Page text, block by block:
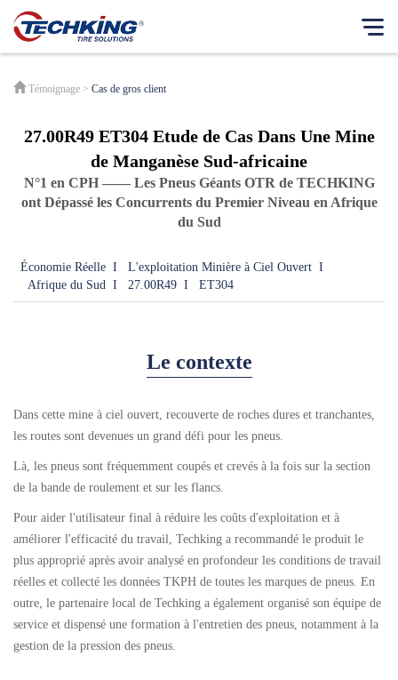
Notre Entreprise
Philosophie d'entreprise
Modèle d'affaires
Notre histoire
Nos empreintes
Par machine
Pneus bus et camion
Par catégorie
Par machine
Localisation
Notre pratique
Français
Japanese
Témoignage > Cas de gros client
27.00R49 ET304 Etude de Cas Dans Une Mine
de Manganèse Sud-africaine
N°1 en CPH —— Les Pneus Géants OTR de TECHKING
ont Dépassé les Concurrents du Premier Niveau en Afrique
du Sud
Économie Réelle I L'exploitation Minière à Ciel Ouvert I
Afrique du Sud I 27.00R49 I ET304
Le contexte
Dans cette mine à ciel ouvert, recouverte de roches dures et tranchantes,
les routes sont devenues un grand défi pour les pneus.
Là, les pneus sont fréquemment coupés et crevés à la fois sur la section
de la bande de roulement et sur les flancs.
Pour aider l'utilisateur final à réduire les coûts d'exploitation et à
améliorer l'efficacité du travail, Techking a recommandé le produit le
plus approprié après avoir analysé en profondeur les conditions de travail
réelles et collecté les données TKPH de toutes les marques de pneus. En
outre, le partenaire local de Techking a également organisé son équipe de
service et dispensé une formation à l'entretien des pneus, notamment à la
gestion de la pression des pneus.